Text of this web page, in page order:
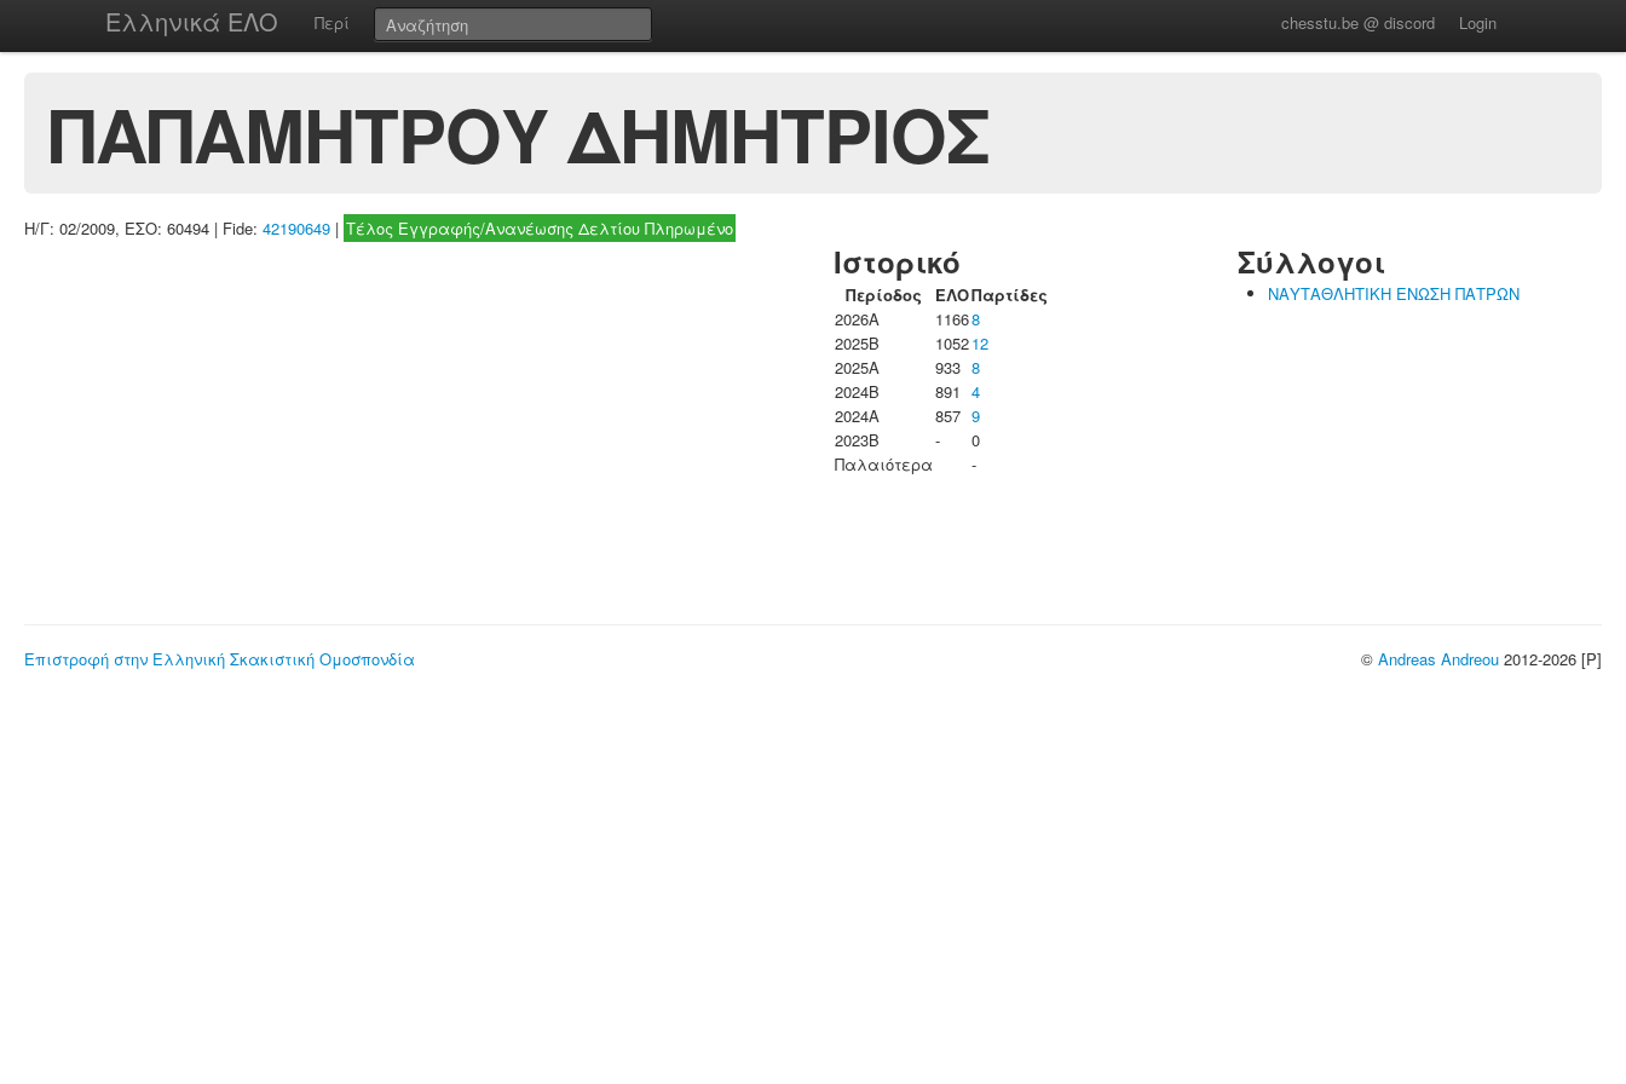
Ελληνικά ΕΛΟ Περί chesstu.be @ discord Login
ΠΑΠΑΜΗΤΡΟΥ ΔΗΜΗΤΡΙΟΣ
Η/Γ: 02/2009, ΕΣΟ: 60494 | Fide: 42190649 | Τέλος Εγγραφής/Ανανέωσης Δελτίου Πληρωμένο
Ιστορικό
Περίοδος ΕΛΟΠαρτίδες
2026A
11668
2025B
105212
2025A
933 8
2024B
891 4
2024A
857 9
2023B
-
0
Παλαιότερα
-
Σύλλογοι
ΝΑΥΤΑΘΛΗΤΙΚΗ ΕΝΩΣΗ ΠΑΤΡΩΝ
Επιστροφή στην Ελληνική Σκακιστική Ομοσπονδία © Andreas Andreou 2012-2026 [P]